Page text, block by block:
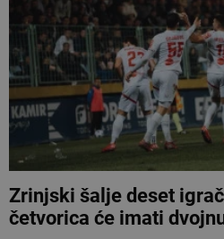
Zrinjski šalje deset
četvorica će imati